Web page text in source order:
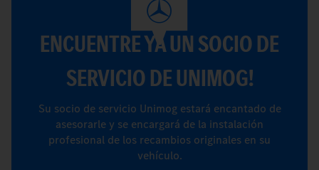
ENCUENTRE YA UN SOCIO DE
SERVICIO DE UNIMOG!
Su socio de servicio Unimog estará encantado de
asesorarle y se encargará de la instalación
profesional de los recambios originales en su
vehículo.